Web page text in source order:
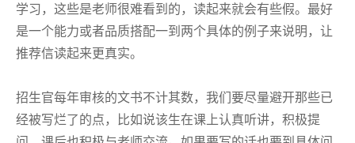
学习，这些是老师很难看到的，读起来就会有些假。最好
是一个能力或者品质搭配一到两个具体的例子来说明，让
推荐信读起来更真实。
招生官每年审核的文书不计其数，我们要尽量避开那些已
经被写烂了的点，比如说该生在课上认真听讲，积极提